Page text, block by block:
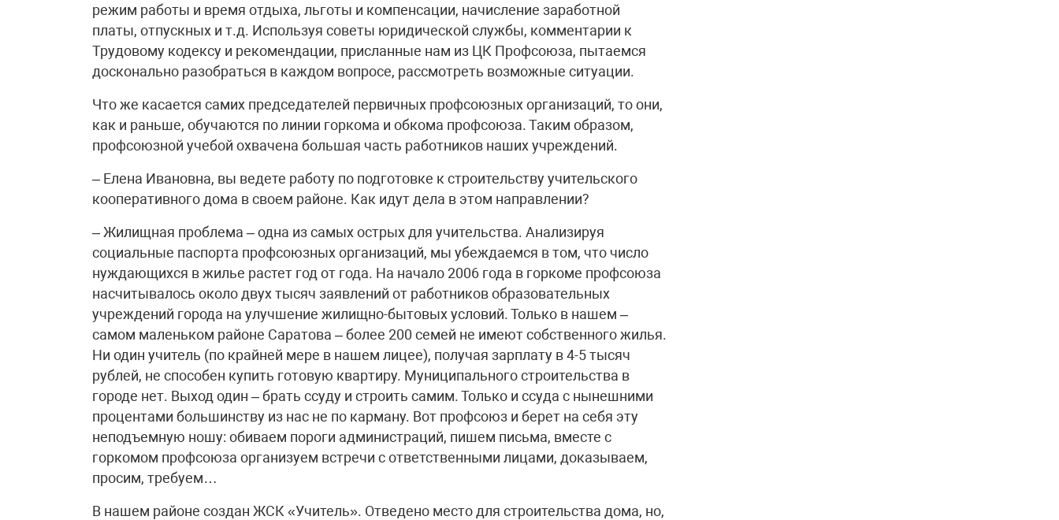
режим работы и время отдыха, льготы и компенсации, начисление заработной
платы, отпускных и т.д. Используя советы юридической службы, комментарии к
Трудовому кодексу и рекомендации, присланные нам из ЦК Профсоюза, пытаемся
досконально разобраться в каждом вопросе, рассмотреть возможные ситуации.
Что же касается самих председателей первичных профсоюзных организаций, то они,
как и раньше, обучаются по линии горкома и обкома профсоюза. Таким образом,
профсоюзной учебой охвачена большая часть работников наших учреждений.
– Елена Ивановна, вы ведете работу по подготовке к строительству учительского
кооперативного дома в своем районе. Как идут дела в этом направлении?
– Жилищная проблема – одна из самых острых для учительства. Анализируя
социальные паспорта профсоюзных организаций, мы убеждаемся в том, что число
нуждающихся в жилье растет год от года. На начало 2006 года в горкоме профсоюза
насчитывалось около двух тысяч заявлений от работников образовательных
учреждений города на улучшение жилищно-бытовых условий. Только в нашем –
самом маленьком районе Саратова – более 200 семей не имеют собственного жилья.
Ни один учитель (по крайней мере в нашем лицее), получая зарплату в 4-5 тысяч
рублей, не способен купить готовую квартиру. Муниципального строительства в
городе нет. Выход один – брать ссуду и строить самим. Только и ссуда с нынешними
процентами большинству из нас не по карману. Вот профсоюз и берет на себя эту
неподъемную ношу: обиваем пороги администраций, пишем письма, вместе с
горкомом профсоюза организуем встречи с ответственными лицами, доказываем,
просим, требуем…
В нашем районе создан ЖСК «Учитель». Отведено место для строительства дома, но,